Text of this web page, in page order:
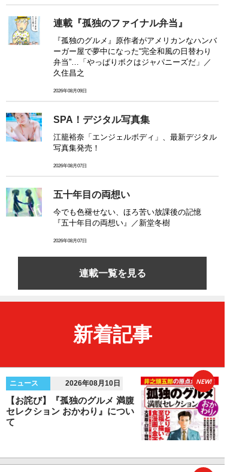
連載『孤独のファイナル弁当』
『孤独のグルメ』原作者がアメリカンなハンバ
ーガー屋で夢中になった“完全和風の日替わり
弁当”…「やっぱりボクはジャパニーズだ」／
久住昌之
2026年08月09日
SPA！デジタル写真集
江籠裕奈「エンジェルボディ」、最新デジタル
写真集発売！
2026年08月07日
五十年目の両想い
今でも色褪せない、ほろ苦い放課後の記憶
『五十年目の両想い』／新堂冬樹
2026年08月07日
連載一覧を見る
新着記事
ニュース 2026年08月10日
【お詫び】『孤独のグルメ 満腹
セレクション おかわり』につい
て
NEW!